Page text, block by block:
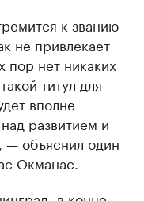
к званию
не привлекает
пор нет никаких
титул для
вполне
развитием и
— объяснил один
Окманас.